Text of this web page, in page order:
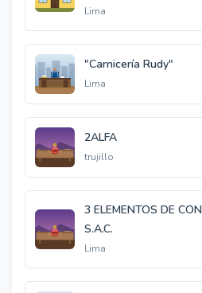
Lima
"Carnicería Rudy"
Lima
2ALFA
trujillo
3 ELEMENTOS DE
S.A.C.
Lima